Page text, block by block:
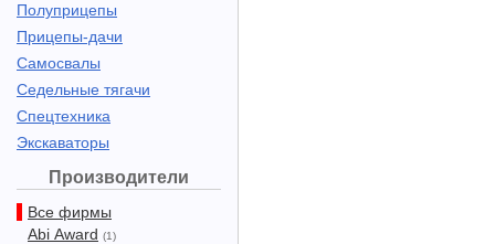
Полуприцепы
Прицепы-дачи
Самосвалы
Седельные тягачи
Спецтехника
Экскаваторы
Производители
Все фирмы
Abi Award (1)